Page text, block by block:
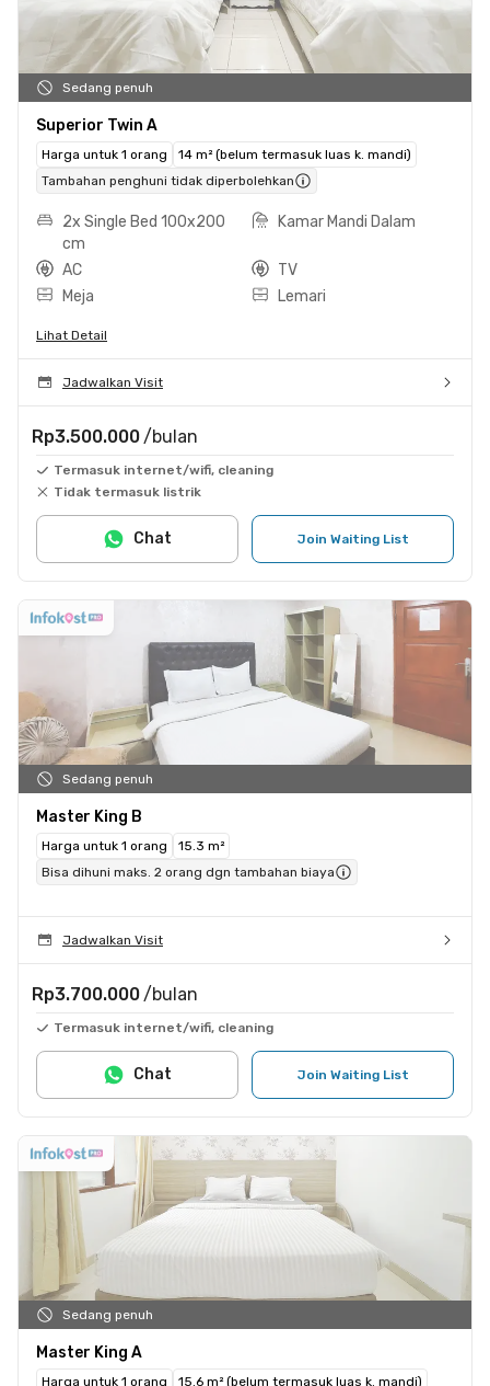
Sedang penuh
Superior Twin A
Harga untuk 1 orang
14 m² (belum termasuk luas k. mandi)
Tambahan penghuni tidak diperbolehkan
2x Single Bed 100x200
cm
Kamar Mandi Dalam
AC
TV
Meja
Lemari
Lihat Detail
Jadwalkan Visit
Rp3.500.000 /bulan
Termasuk internet/wifi, cleaning
Tidak termasuk listrik
Join Waiting List
Chat
Sedang penuh
Master King B
Harga untuk 1 orang
15.3 m²
Bisa dihuni maks. 2 orang dgn tambahan biaya
Jadwalkan Visit
Rp3.700.000 /bulan
Termasuk internet/wifi, cleaning
Join Waiting List
Chat
Sedang penuh
Master King A
Harga untuk 1 orang
15.6 m² (belum termasuk luas k. mandi)